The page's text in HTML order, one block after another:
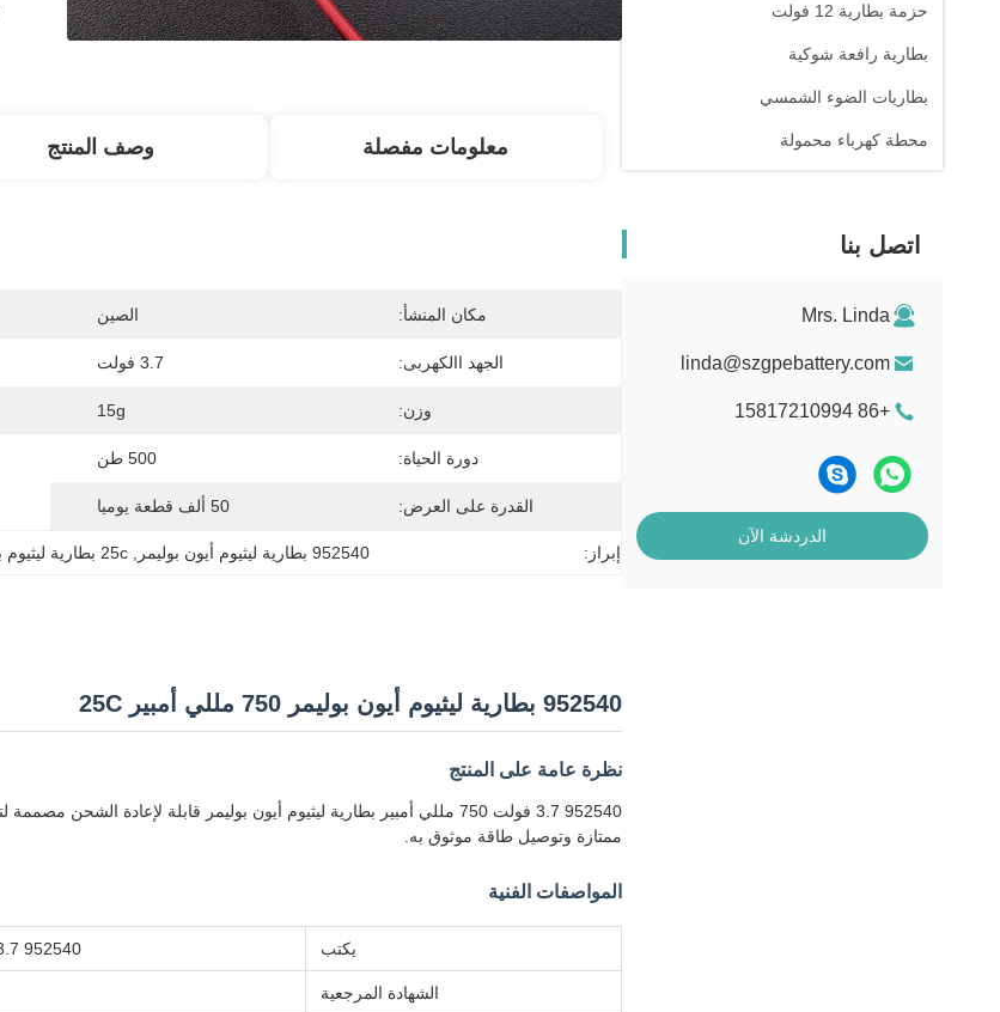
حزمة بطارية 12 فولت
بطارية رافعة شوكية
بطاريات الضوء الشمسي
محطة كهرباء محمولة
اتصل بنا
Mrs. Linda
linda@szgpebattery.com
+86 15817210994
الدردشة الآن
معلومات مفصلة وصف المنتج
مكان المنشأ: الصين
الجهد االكهربى: 3.7 فولت
وزن: 15g
دورة الحياة: 500 طن
القدرة على العرض: 50 ألف قطعة يوميا
إبراز: 952540 بطارية ليثيوم أيون بوليمر , 25c بطارية ليثيوم بوليمر ليبو
952540 بطارية ليثيوم أيون بوليمر 750 مللي أمبير 25C
نظرة عامة على المنتج
952540 3.7 فولت 750 مللي أمبير بطارية ليثيوم أيون بوليمر قابلة لإعادة
ممتازة وتوصيل طاقة موثوق به.
المواصفات الفنية
يكتب 952540 3.7 فولت 750 مللي أمبير 25C بطارية ليثيوم بوليمر ليبو للطائرات بدون طيار
الشهادة المرجعية